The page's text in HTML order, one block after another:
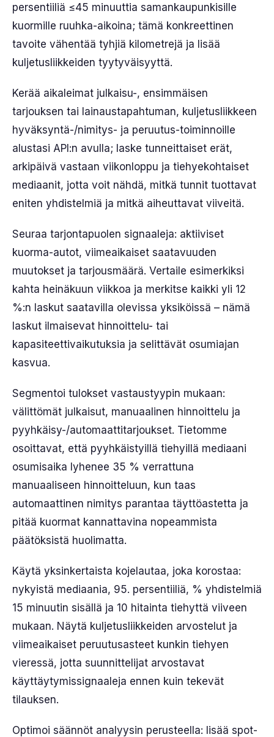
persentiiliä ≤45 minuuttia samankaupunkisille
kuormille ruuhka-aikoina; tämä konkreettinen
tavoite vähentää tyhjiä kilometrejä ja lisää
kuljetusliikkeiden tyytyväisyyttä.
Kerää aikaleimat julkaisu-, ensimmäisen
tarjouksen tai lainaustapahtuman, kuljetusliikkeen
hyväksyntä-/nimitys- ja peruutus-toiminnoille
alustasi API:n avulla; laske tunneittaiset erät,
arkipäivä vastaan viikonloppu ja tiehyekohtaiset
mediaanit, jotta voit nähdä, mitkä tunnit tuottavat
eniten yhdistelmiä ja mitkä aiheuttavat viiveitä.
Seuraa tarjontapuolen signaaleja: aktiiviset
kuorma-autot, viimeaikaiset saatavuuden
muutokset ja tarjousmäärä. Vertaile esimerkiksi
kahta heinäkuun viikkoa ja merkitse kaikki yli 12
%:n laskut saatavilla olevissa yksiköissä – nämä
laskut ilmaisevat hinnoittelu- tai
kapasiteettivaikutuksia ja selittävät osumiajan
kasvua.
Segmentoi tulokset vastaustyypin mukaan:
välittömät julkaisut, manuaalinen hinnoittelu ja
pyyhkäisy-/automaattitarjoukset. Tietomme
osoittavat, että pyyhkäistyillä tiehyillä mediaani
osumisaika lyhenee 35 % verrattuna
manuaaliseen hinnoitteluun, kun taas
automaattinen nimitys parantaa täyttöastetta ja
pitää kuormat kannattavina nopeammista
päätöksistä huolimatta.
Käytä yksinkertaista kojelautaa, joka korostaa:
nykyistä mediaania, 95. persentiiliä, % yhdistelmiä
15 minuutin sisällä ja 10 hitainta tiehyttä viiveen
mukaan. Näytä kuljetusliikkeiden arvostelut ja
viimeaikaiset peruutusasteet kunkin tiehyen
vieressä, jotta suunnittelijat arvostavat
käyttäytymissignaaleja ennen kuin tekevät
tilauksen.
Optimoi säännöt analyysin perusteella: lisää spot-